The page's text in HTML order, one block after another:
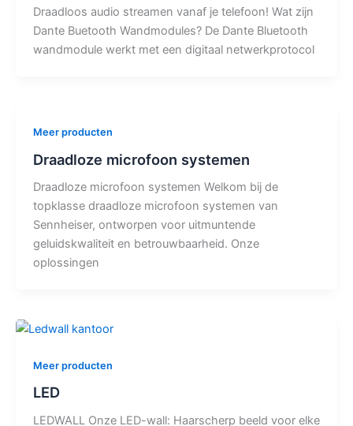
Draadloos audio streamen vanaf je telefoon! Wat zijn
Dante Buetooth Wandmodules? De Dante Bluetooth
wandmodule werkt met een digitaal netwerkprotocol
Meer producten
Draadloze microfoon systemen
Draadloze microfoon systemen Welkom bij de
topklasse draadloze microfoon systemen van
Sennheiser, ontworpen voor uitmuntende
geluidskwaliteit en betrouwbaarheid. Onze
oplossingen
Meer producten
LED
LEDWALL Onze LED-wall: Haarscherp beeld voor elke